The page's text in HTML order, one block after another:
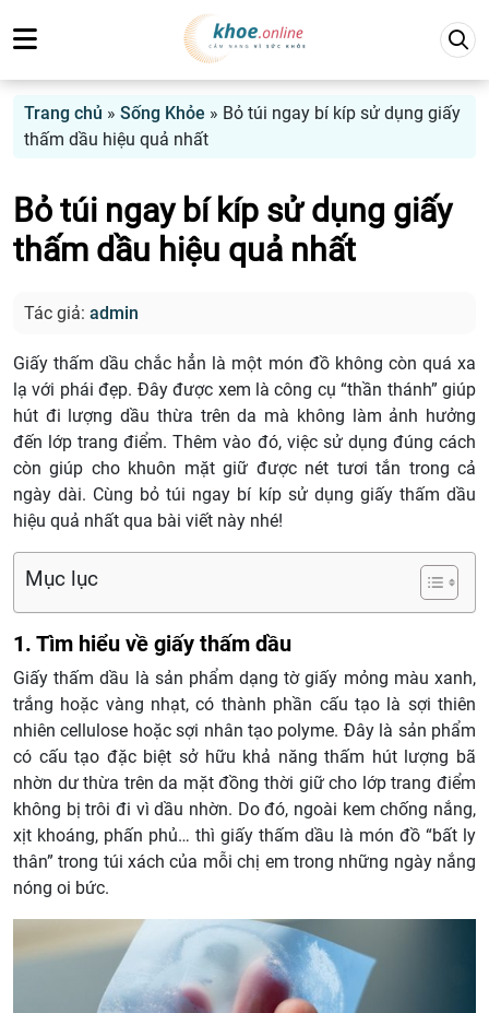
Trang chủ » Sống Khỏe » Bỏ túi ngay bí kíp sử dụng giấy
thấm dầu hiệu quả nhất
Bỏ túi ngay bí kíp sử dụng giấy
thấm dầu hiệu quả nhất
Tác giả: admin
Giấy thấm dầu chắc hẳn là một món đồ không còn quá xa
lạ với phái đẹp. Đây được xem là công cụ “thần thánh” giúp
hút đi lượng dầu thừa trên da mà không làm ảnh hưởng
đến lớp trang điểm. Thêm vào đó, việc sử dụng đúng cách
còn giúp cho khuôn mặt giữ được nét tươi tắn trong cả
ngày dài. Cùng bỏ túi ngay bí kíp sử dụng giấy thấm dầu
hiệu quả nhất qua bài viết này nhé!
Mục lục
1. Tìm hiểu về giấy thấm dầu
Giấy thấm dầu là sản phẩm dạng tờ giấy mỏng màu xanh,
trắng hoặc vàng nhạt, có thành phần cấu tạo là sợi thiên
nhiên cellulose hoặc sợi nhân tạo polyme. Đây là sản phẩm
có cấu tạo đặc biệt sở hữu khả năng thấm hút lượng bã
nhờn dư thừa trên da mặt đồng thời giữ cho lớp trang điểm
không bị trôi đi vì dầu nhờn. Do đó, ngoài kem chống nắng,
xịt khoáng, phấn phủ… thì giấy thấm dầu là món đồ “bất ly
thân” trong túi xách của mỗi chị em trong những ngày nắng
nóng oi bức.